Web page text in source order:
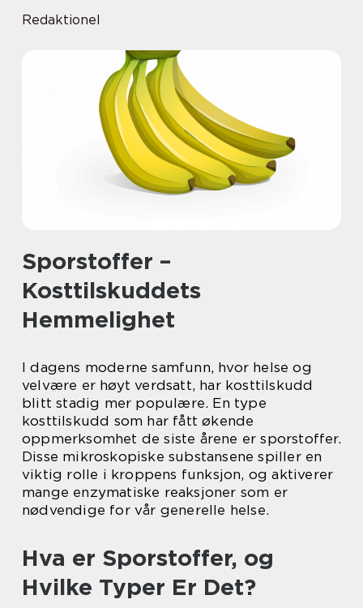
Redaktionel
Sporstoffer –
Kosttilskuddets
Hemmelighet
I dagens moderne samfunn, hvor helse og
velvære er høyt verdsatt, har kosttilskudd
blitt stadig mer populære. En type
kosttilskudd som har fått økende
oppmerksomhet de siste årene er sporstoffer.
Disse mikroskopiske substansene spiller en
viktig rolle i kroppens funksjon, og aktiverer
mange enzymatiske reaksjoner som er
nødvendige for vår generelle helse.
Hva er Sporstoffer, og
Hvilke Typer Er Det?